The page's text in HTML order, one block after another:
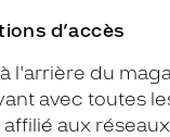
d’accès
l'arrière du
avec toutes
affilié aux